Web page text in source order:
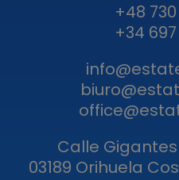
+48
+34
Calle
03189 Orihuela